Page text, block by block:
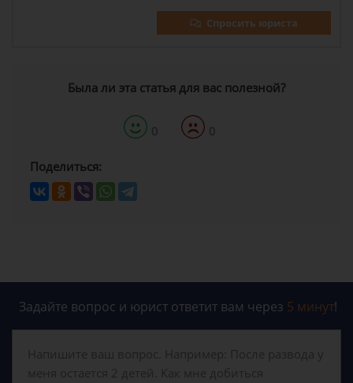
Спросить юриста
Была ли эта статья для вас полезной?
0 0
Поделиться:
Задайте вопрос и юрист ответит вам через 5 минут!